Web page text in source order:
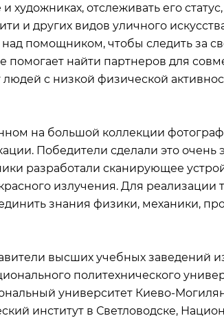
художниках, отслеживать его
и других видов уличного
над помощником, чтобы следить за
помогает найти партнеров для
с низкой физической
на большой коллекции
Победители сделали это очень
разработали сканирующее
излучения. Для реализации
знания физики, механики,
высших учебных заведений
политехнического
университет Киево-
институт в Светловодске,